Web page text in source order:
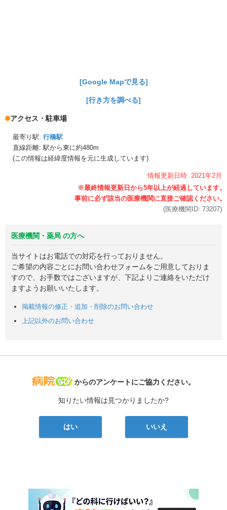
[Google Mapで見る]
[行き方を調べる]
アクセス・駐車場
最寄り駅: 行橋駅
直線距離: 駅から東に約480m
(この情報は経緯度情報を元に生成しています)
情報更新日時: 2021年2月
(医療機関ID: 73207)
医療機関・薬局 の方へ
当サイトはお電話での対応を行っておりません。
ご希望の内容ごとにお問い合わせフォームをご用意しておりま
すので、お手数ではございますが、下記よりご連絡をいただけ
ますようお願いいたします。
掲載情報の修正・追加・削除のお問い合わせ
上記以外のお問い合わせ
病院なび
からのアンケートにご協力ください。
知りたい情報は見つかりましたか?
はい いいえ